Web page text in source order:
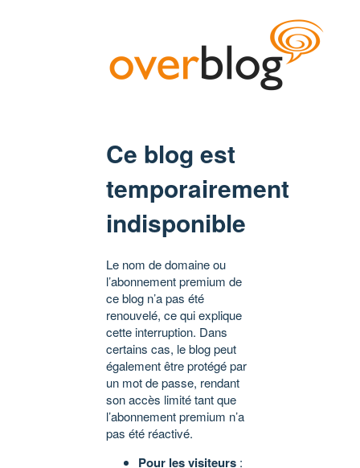
Ce blog est
temporairement
indisponible
Le nom de domaine ou
l’abonnement premium de
ce blog n’a pas été
renouvelé, ce qui explique
cette interruption. Dans
certains cas, le blog peut
également être protégé par
un mot de passe, rendant
son accès limité tant que
l’abonnement premium n’a
pas été réactivé.
Pour les visiteurs :